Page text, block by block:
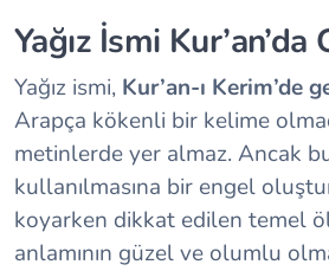
Yağız İsmi
Yağız ismi, Kur’an-ı Kerim’de
Arapça kökenli bir kelime
metinlerde yer almaz. Ancak
kullanılmasına bir engel
koyarken dikkat edilen temel
anlamının güzel ve olumlu